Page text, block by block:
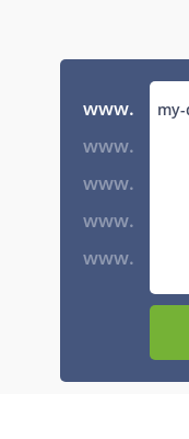
www.
www.
www.
www.
www.